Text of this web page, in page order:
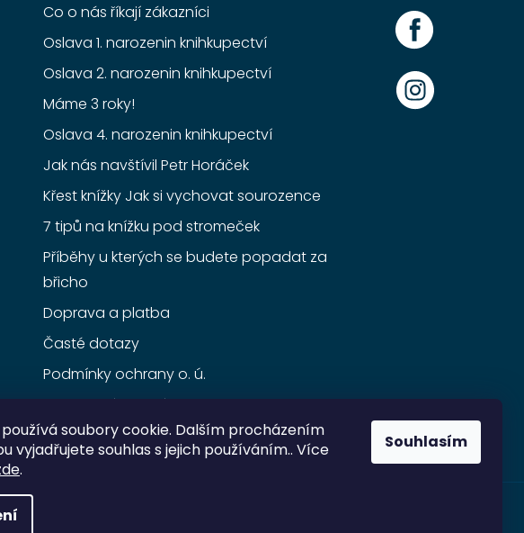
soubory cookie. Dalším procházením
vyjadřujete souhlas s jejich používáním.. Více
.
Souhlasím
Co o nás říkají zákazníci
Oslava 1. narozenin knihkupectví
Oslava 2. narozenin knihkupectví
Máme 3 roky!
Oslava 4. narozenin knihkupectví
Jak nás navštívil Petr Horáček
Křest knížky Jak si vychovat sourozence
7 tipů na knížku pod stromeček
Příběhy u kterých se budete popadat za
břicho
Doprava a platba
Časté dotazy
Podmínky ochrany o. ú.
Obchodní podmínky